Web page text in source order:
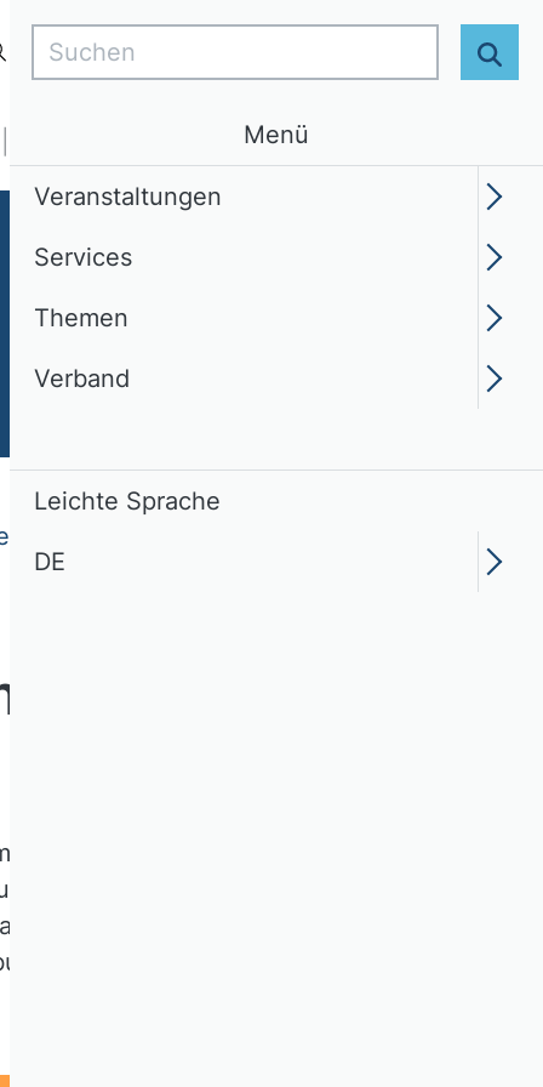
Login DE
Themen Verband
Teilrating
wissenschaftlicher
Kriterien bewertet
der Bewertungen
Suchen
Menü
Veranstaltungen
Services
Themen
Verband
Leichte Sprache
DE